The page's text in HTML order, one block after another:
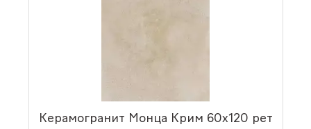
Керамогранит Монца Крим 60x120 рет